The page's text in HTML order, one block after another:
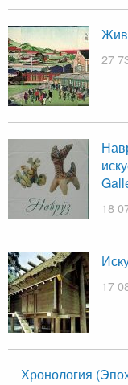
27
18
17
Хронология